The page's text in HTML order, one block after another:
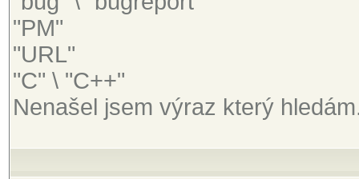
"PM"
"URL"
"C" \ "C++"
Nenašel jsem výraz který